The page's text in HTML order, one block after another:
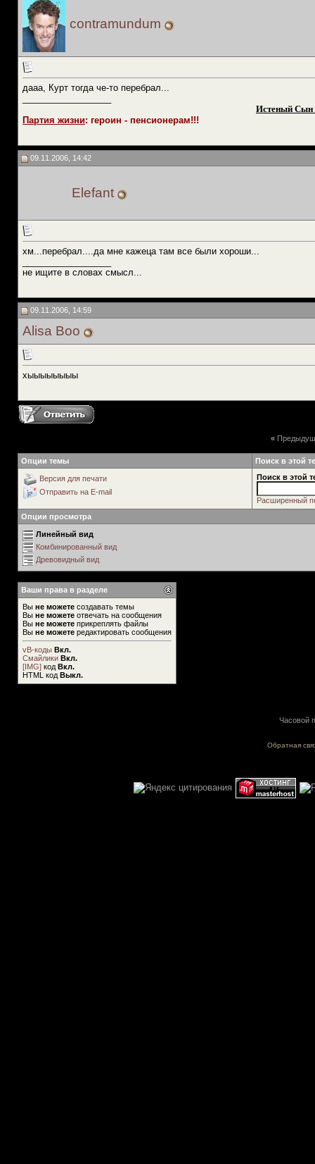
contramundum
дааа, Курт тогда че-то перебрал...
Истеный Сын
Партия жизни: героин - пенсионерам!!!
09.11.2006, 14:42
Elefant
хм...перебрал....да мне кажеца там все были хороши...
не ищите в словах смысл...
09.11.2006, 14:59
Alisa Boo
хыыыыыыыы
«
Опции темы Поиск в этой
Версия для печати
Отправить на E-mail
Поиск в этой
Расширенный
Опции просмотра
Линейный вид
Комбинированный вид
Древовидный вид
Ваши права в разделе
Вы не можете создавать темы
Вы не можете отвечать на сообщения
Вы не можете прикреплять файлы
Вы не можете редактировать сообщения
vB-коды Вкл.
Смайлики Вкл.
[IMG] код Вкл.
HTML код Выкл.
Часовой
Обратная